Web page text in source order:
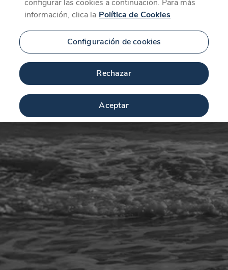
configurar las cookies a continuación. Para más
información, clica la Política de Cookies
Configuración de cookies
Rechazar
Aceptar